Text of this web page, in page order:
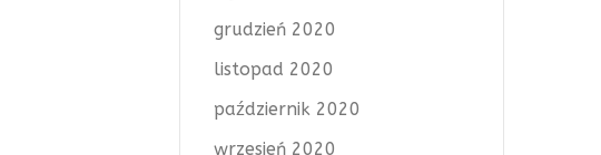
grudzień 2020
listopad 2020
październik 2020
wrzesień 2020